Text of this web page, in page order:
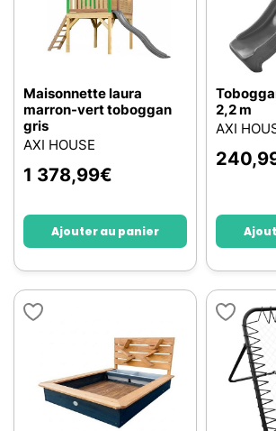
Maisonnette laura
marron-vert toboggan
gris
AXI HOUSE
1 378,99€
Ajouter au panier
2,2 m
AXI